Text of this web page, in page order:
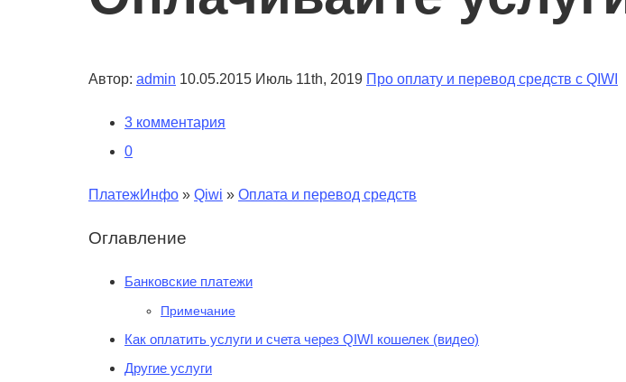
Автор: admin 10.05.2015 Июль 11th, 2019 Про оплату и перевод средств c QIWI
3 комментария
0
ПлатежИнфо » Qiwi » Оплата и перевод средств
Оглавление
Банковские платежи
Примечание
Как оплатить услуги и счета через QIWI кошелек (видео)
Другие услуги